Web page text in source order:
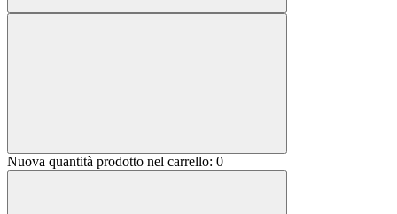
Nuova quantità prodotto nel carrello: 0